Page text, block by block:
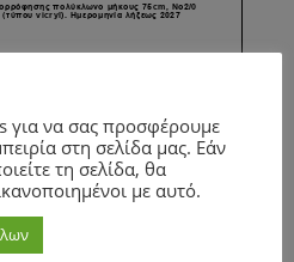
για να σας προσφέρουμε
στη σελίδα μας. Εάν
τη σελίδα, θα
με αυτό.